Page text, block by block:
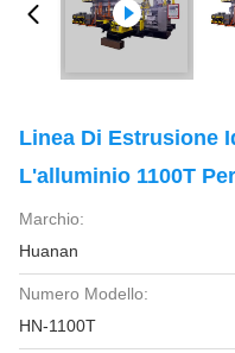
Linea Di Estrusione
L'alluminio 1100T
Marchio:
Huanan
Numero Modello:
HN-1100T